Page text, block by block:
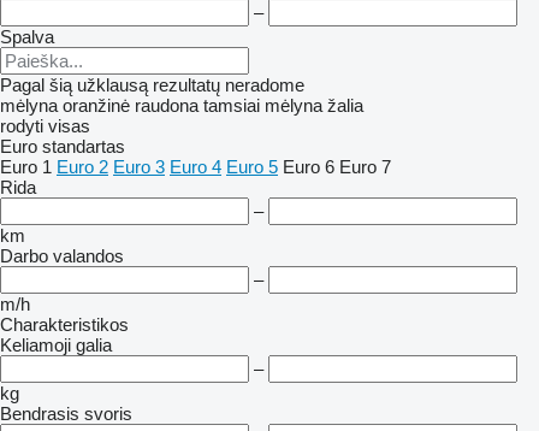
–
Spalva
Pagal šią užklausą rezultatų neradome
mėlyna oranžinė raudona tamsiai mėlyna žalia
rodyti visas
Euro standartas
Euro 1 Euro 2 Euro 3 Euro 4 Euro 5 Euro 6 Euro 7
Rida
–
km
Darbo valandos
–
m/h
Charakteristikos
Keliamoji galia
–
kg
Bendrasis svoris